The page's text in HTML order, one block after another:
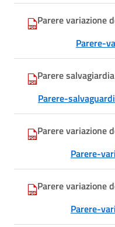
Parere variazione
Parere-
Parere
Parere-
Parere variazione
Parere-
Parere variazione
Parere-